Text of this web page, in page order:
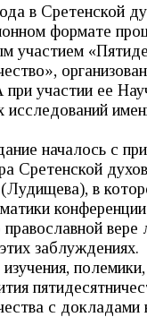
в Сретенской
формате
участием
участии ее
исследований
началось с
Сретенской
в
православной вере
заблуждениях.
с